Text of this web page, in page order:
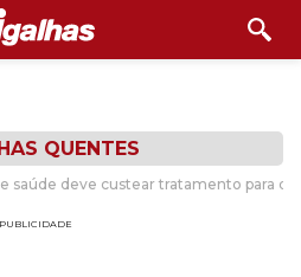
QUENTES
saúde deve custear tratamento para
PUBLICIDADE